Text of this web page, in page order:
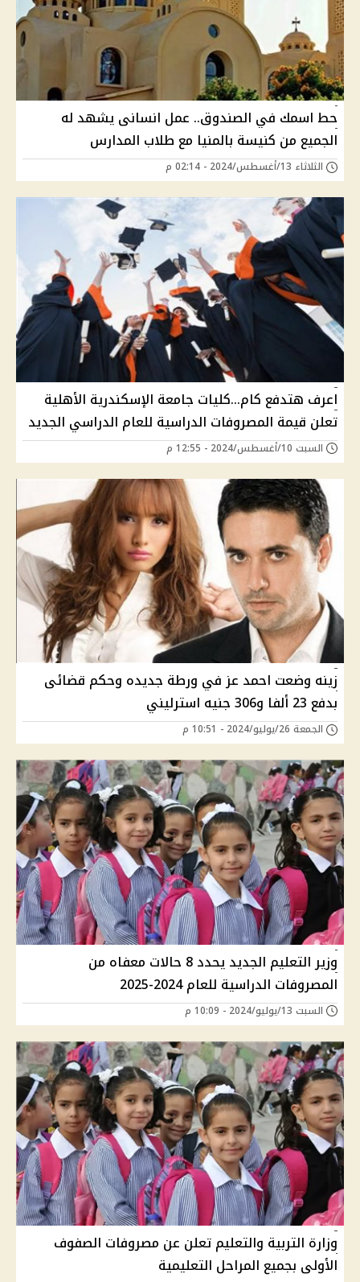
حط اسمك في الصندوق.. عمل انسانى يشهد له
الجميع من كنيسة بالمنيا مع طلاب المدارس
الثلاثاء 13/أغسطس/2024 - 02:14 م
اعرف هتدفع كام...كليات جامعة الإسكندرية الأهلية
تعلن قيمة المصروفات الدراسية للعام الدراسي الجديد
السبت 10/أغسطس/2024 - 12:55 م
زينه وضعت احمد عز في ورطة جديده وحكم قضائى
بدفع 23 ألفا و306 جنيه استرليني
الجمعة 26/يوليو/2024 - 10:51 م
وزير التعليم الجديد يحدد 8 حالات معفاه من
المصروفات الدراسية للعام 2024-2025
السبت 13/يوليو/2024 - 10:09 م
وزارة التربية والتعليم تعلن عن مصروفات الصفوف
الأولى بجميع المراحل التعليمية